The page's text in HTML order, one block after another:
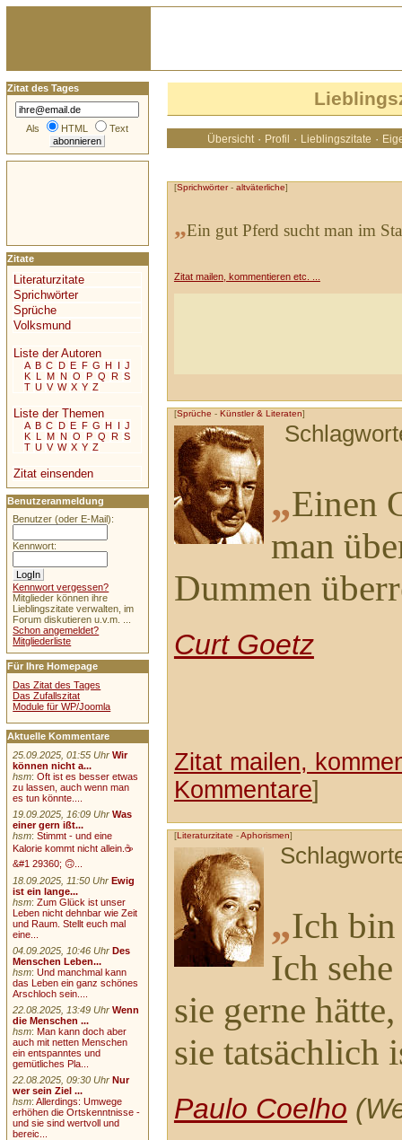
Übersicht · Profil · Lieblingszitate ·
[Sprichwörter- altväterliche]
„Ein gut Pferd sucht man im
Zitat mailen, kommentieren etc. ...
[Sprüche - Künstler & Literaten]
„Einen
man
Dummen
Curt Goetz
Zitat mailen,
Kommentare]
[Literaturzitate -Aphorismen]
„Ich bin
Ich
sie gerne
sie tatsächlich
Paulo Coelho
Zitat des Tages
Als HTML Text
Zitate
Literaturzitate
Sprichwörter
Sprüche
Volksmund
Liste der Autoren
A B C D E F G H I J
K L M N O P Q R S
T U V W X Y Z
Liste der Themen
A B C D E F G H I J
K L M N O P Q R S
T U V W X Y Z
Zitat einsenden
Benutzeranmeldung
Benutzer (oder E-Mail):
Kennwort:
Kennwort vergessen?
Mitglieder können ihre
Lieblingszitate verwalten, im
Forum diskutieren u.v.m. ...
Schon angemeldet?
Mitgliederliste
Für Ihre Homepage
Das Zitat des Tages
Das Zufallszitat
Module für WP/Joomla
Aktuelle Kommentare
25.09.2025, 01:55 Uhr Wir
können nicht a...
hsm:Oft ist es besser etwas
zu lassen, auch wenn man
es tun könnte....
19.09.2025, 16:09 Uhr Was
einer gern ißt...
hsm:Stimmt - und eine
Kalorie kommt nicht allein.☕
&#1 29360; 🙃...
18.09.2025, 11:50 Uhr Ewig
ist ein lange...
hsm:Zum Glück ist unser
Leben nicht dehnbar wie Zeit
und Raum. Stellt euch mal
eine...
04.09.2025, 10:46 Uhr Des
Menschen Leben...
hsm:Und manchmal kann
das Leben ein ganz schönes
Arschloch sein....
22.08.2025, 13:49 Uhr Wenn
die Menschen ...
hsm:Man kann doch aber
auch mit netten Menschen
ein entspanntes und
gemütliches Pla...
22.08.2025, 09:30 Uhr Nur
wer sein Ziel ...
hsm:Allerdings: Umwege
erhöhen die Ortskenntnisse -
und sie sind wertvoll und
bereic...